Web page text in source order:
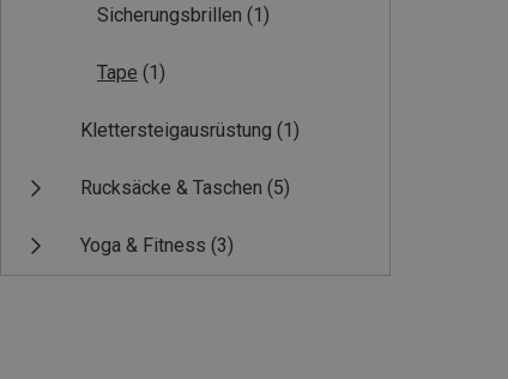
Sicherungsbrillen (1)
Tape (1)
Klettersteigausrüstung (1)
Rucksäcke & Taschen (5)
Yoga & Fitness (3)